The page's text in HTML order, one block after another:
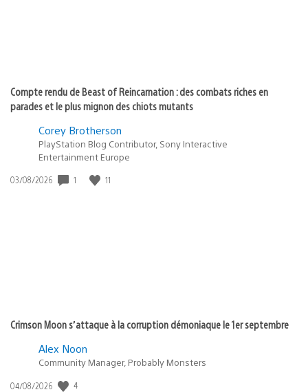
Compte rendu de Beast of Reincarnation : des combats riches en
parades et le plus mignon des chiots mutants
Corey Brotherson
PlayStation Blog Contributor, Sony Interactive
Entertainment Europe
Date
03/08/2026 1 11
Crimson Moon s’attaque à la corruption démoniaque le 1er septembre
Alex Noon
Community Manager, Probably Monsters
Date
04/08/2026 4